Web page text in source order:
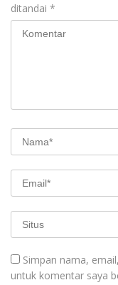
ditandai *
Simpan nama,
untuk komentar saya